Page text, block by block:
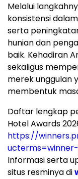
Melalui
konsistensi
serta
hunian dan
baik. Kehadiran
sekaligus
merek unggulan
membentuk
Daftar lengkap
Hotel Awards
https://
Informasi serta
situs resminya di